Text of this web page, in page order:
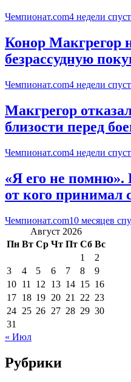
Чемпионат.com4 недели
Конор Макгрегор
безрассудную
Чемпионат.com4 недели
Макгрегор
близости перед
Чемпионат.com4 недели
«Я его не помню».
от кого принимал
Чемпионат.com10 месяцев
Август 2026
Пн Вт Ср Чт Пт Сб Вс
1
2
3
4 5 6 7 8
9
10 11 12 13 14 15 16
17 18 19 20 21 22 23
24 25 26 27 28 29 30
31
« Июл
Рубрики